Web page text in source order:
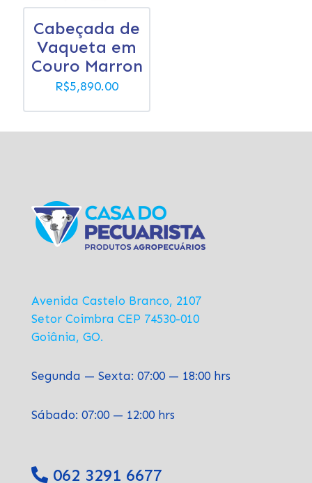
Cabeçada de
Vaqueta em
Couro Marron
R$5,890.00
Avenida Castelo Branco, 2107
Setor Coimbra CEP 74530-010
Goiânia, GO.
Segunda — Sexta: 07:00 — 18:00 hrs
Sábado: 07:00 — 12:00 hrs
062 3291 6677